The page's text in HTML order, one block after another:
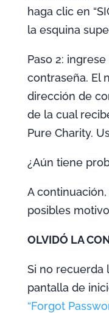
haga clic en
la esquina
Paso 2:
contraseña. El
dirección de
de la cual
Pure Charity.
¿Aún tiene
A
posibles
OLVIDÓ LA
Si no recuerda
pantalla de
“Forgot